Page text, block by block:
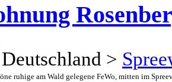
Deutschland >
ruhige am Wald gelegene FeWo, mitten im